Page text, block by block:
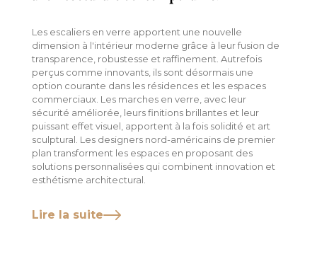
Les escaliers en verre apportent une nouvelle
dimension à l'intérieur moderne grâce à leur fusion de
transparence, robustesse et raffinement. Autrefois
perçus comme innovants, ils sont désormais une
option courante dans les résidences et les espaces
commerciaux. Les marches en verre, avec leur
sécurité améliorée, leurs finitions brillantes et leur
puissant effet visuel, apportent à la fois solidité et art
sculptural. Les designers nord-américains de premier
plan transforment les espaces en proposant des
solutions personnalisées qui combinent innovation et
esthétisme architectural.
Lire la suite